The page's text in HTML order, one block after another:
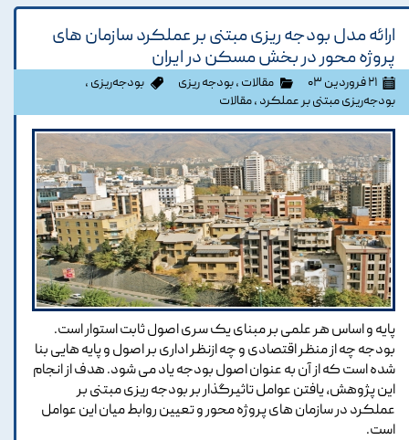
ارائه مدل بودجه ریزی مبتنی بر عملکرد سازمان های
پروژه محور در بخش مسکن در ایران
۲۱ فروردین ۰۳ مقالات ،بودجه ریزی بودجه‌ریزی ،
بودجه‌ریزی مبتنی بر عملکرد ،مقالات
پایه و اساس هر علمی بر مبنای یک سری اصول ثابت استوار است.
بودجه چه از منظر اقتصادی و چه ازنظر اداری بر اصول و پایه هایی بنا
شده است که از آن به عنوان اصول بودجه یاد می شود. هدف از انجام
این پژوهش، یافتن عوامل تاثیرگذار بر بودجه ریزی مبتنی بر
عملکرد در سازمان های پروژه محور و تعیین روابط میان این عوامل
است.